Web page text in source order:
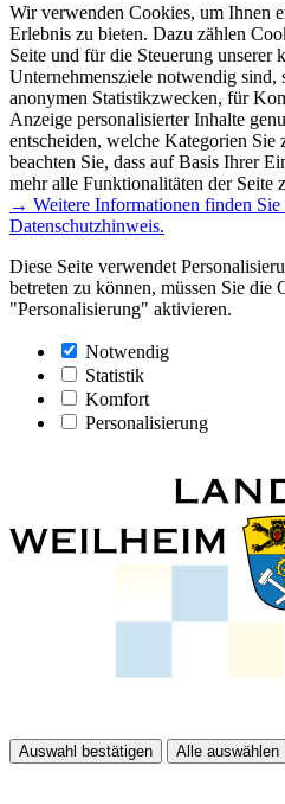
Wir verwenden Cookies, um Ihnen
Erlebnis zu bieten. Dazu zählen
Seite und für die Steuerung unserer
Unternehmensziele notwendig
anonymen Statistikzwecken, für
Anzeige personalisierter Inhalte
entscheiden, welche Kategorien Sie
beachten Sie, dass auf Basis Ihrer
mehr alle Funktionalitäten der Seite
→ Weitere Informationen finden Sie
Datenschutzhinweis.
Diese Seite verwendet
betreten zu können, müssen Sie die
"Personalisierung" aktivieren.
Notwendig
Statistik
Komfort
Personalisierung
Auswahl bestätigen Alle auswählen